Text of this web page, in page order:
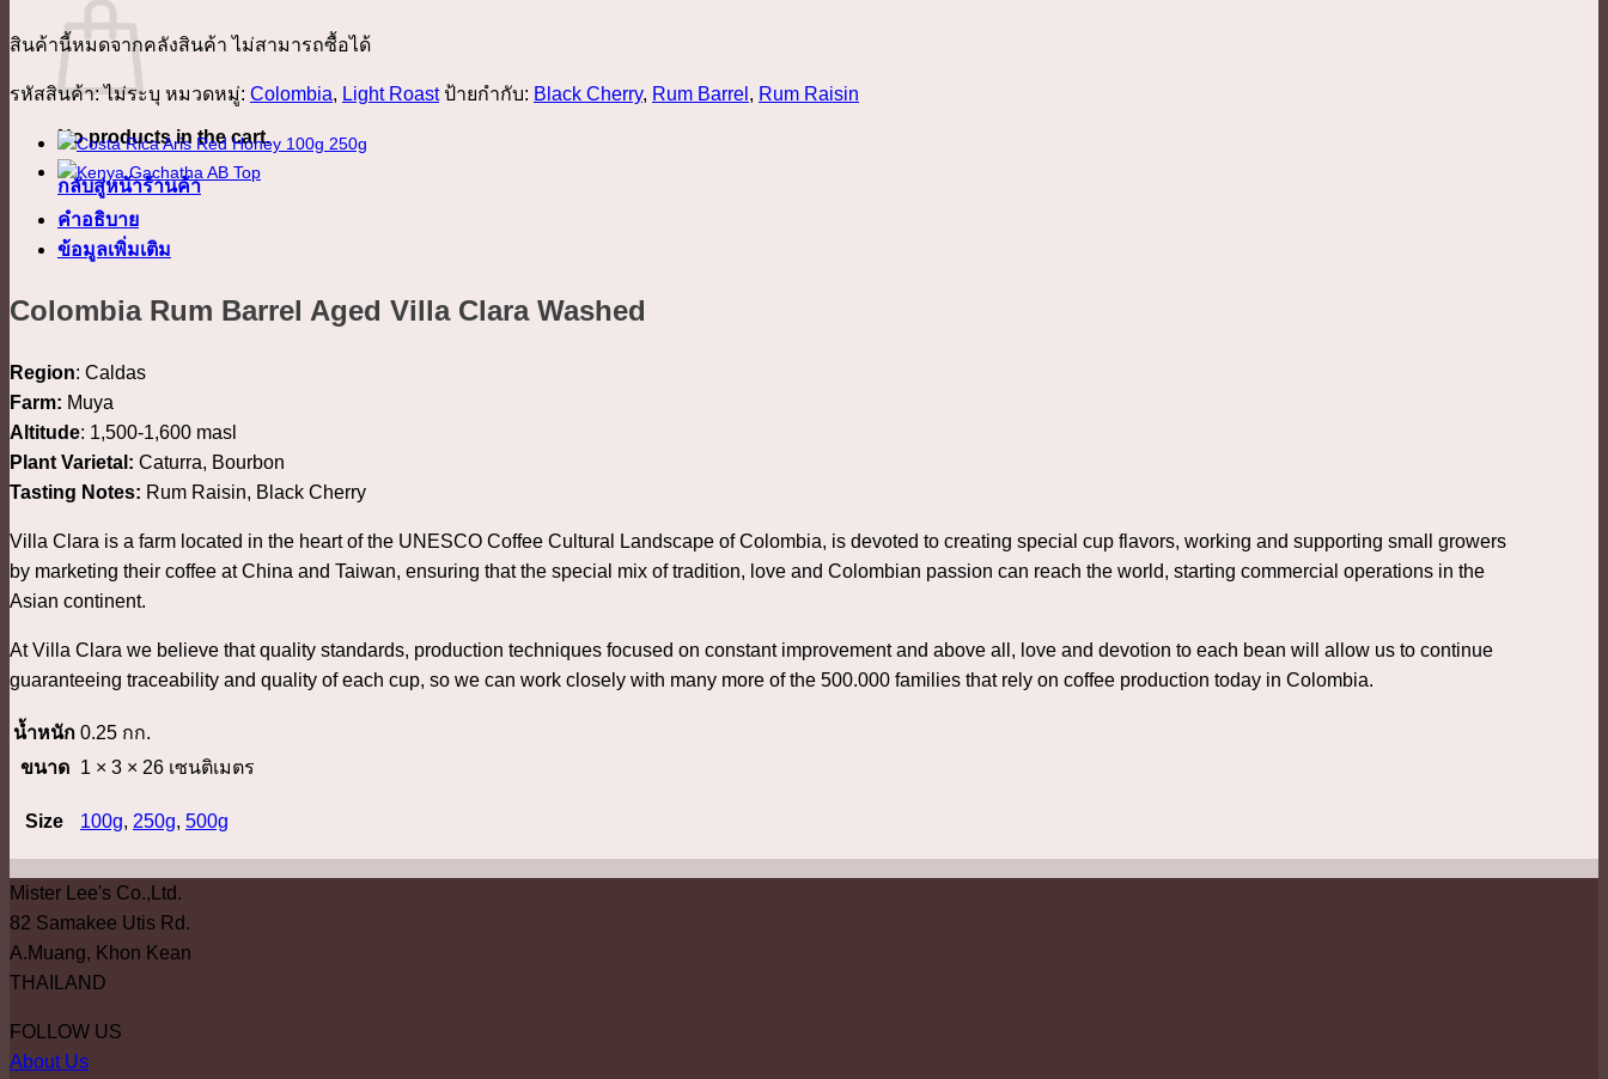
No products in the cart.
กลับสู่หน้าร้านค้า
สินค้านี้หมดจากคลังสินค้า ไม่สามารถซื้อได้
รหัสสินค้า:ไม่ระบุ หมวดหมู่: Colombia, Light Roast ป้ายกำกับ: Black Cherry, Rum Barrel , Rum Raisin
คำอธิบาย
ข้อมูลเพิ่มเติม
Colombia Rum Barrel Aged Villa Clara Washed
Region: Caldas
Farm: Muya
Altitude: 1,500-1,600 masl
Plant Varietal: Caturra, Bourbon
Tasting Notes: Rum Raisin, Black Cherry
Villa Clara is a farm located in the heart of the UNESCO Coffee Cultural Landscape of Colombia, is devoted to creating special cup flavors, working and supporting small growers
by marketing their coffee at China and Taiwan, ensuring that the special mix of tradition, love and Colombian passion can reach the world, starting commercial operations in the
Asian continent.
At Villa Clara we believe that quality standards, production techniques focused on constant improvement and above all, love and devotion to each bean will allow us to continue
guaranteeing traceability and quality of each cup, so we can work closely with many more of the 500.000 families that rely on coffee production today in Colombia.
น้ำหนัก 0.25 กก.
ขนาด
1 × 3 × 26 เซนติเมตร
Size 100g, 250g, 500g
Mister Lee's Co.,Ltd.
82 Samakee Utis Rd.
A.Muang, Khon Kean
THAILAND
FOLLOW US
About Us